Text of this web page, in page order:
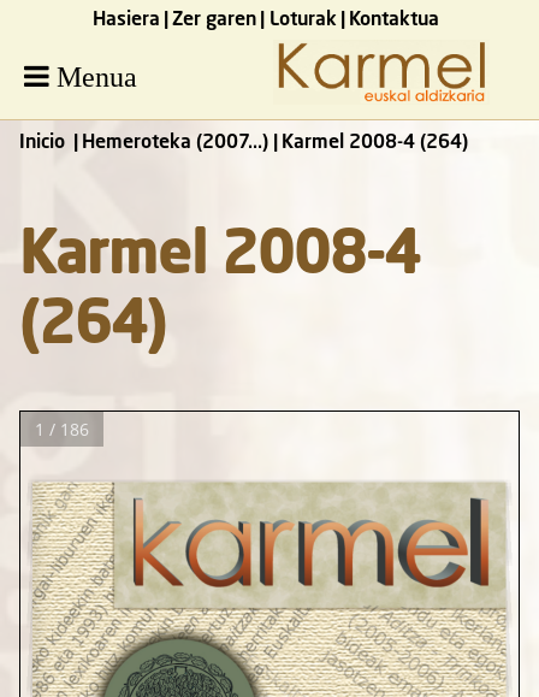
Hasiera Zer garen Loturak Kontaktua
Menua
Inicio Hemeroteka (2007...) Karmel 2008-4 (264)
Karmel 2008-4
(264)
1 / 186